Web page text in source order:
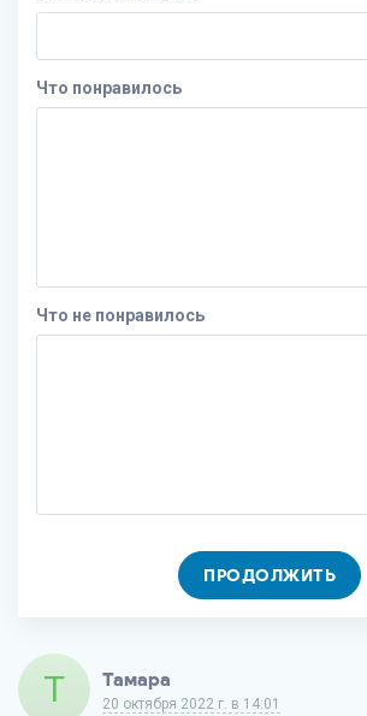
Что понравилось
Что не понравилось
ПРОДОЛЖИТЬ
Т Тамара
20 октября 2022 г. в 14:01